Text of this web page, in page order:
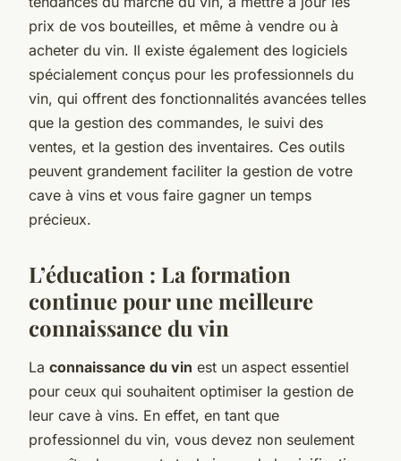
prix de vos bouteilles, et même à vendre ou à
acheter du vin. Il existe également des logiciels
spécialement conçus pour les professionnels du
vin, qui offrent des fonctionnalités avancées telles
que la gestion des commandes, le suivi des
ventes, et la gestion des inventaires. Ces outils
peuvent grandement faciliter la gestion de votre
cave à vins et vous faire gagner un temps
précieux.
L’éducation : La formation
continue pour une meilleure
connaissance du vin
La connaissance du vin est un aspect essentiel
pour ceux qui souhaitent optimiser la gestion de
leur cave à vins. En effet, en tant que
professionnel du vin, vous devez non seulement